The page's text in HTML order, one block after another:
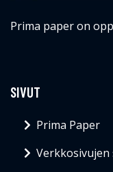
Prima paper on
SIVUT
Prima Paper